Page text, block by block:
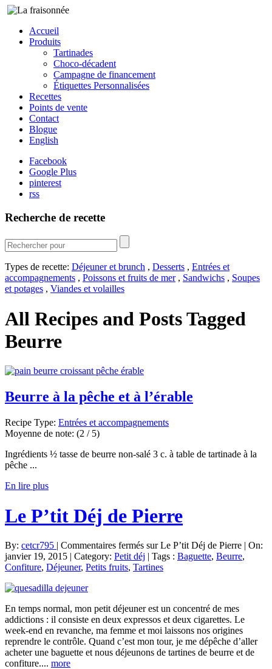
Accueil
Produits
Tartinades
Choco-décadent
Campagne de financement
Étiquettes Personnalisées
Recettes
Points de vente
Contact
Blogue
English
Facebook
Google Plus
pinterest
rss
Recherche de recette
Types de recette: Déjeuner et brunch , Desserts , Entrées et
accompagnements , Poissons et fruits de mer, Sandwichs , Soupes
et potages , Viandes et volailles
All Recipes and Posts Tagged
Beurre
Beurre à la pêche et à l’érable
Recipe Type: Entrées et accompagnements
Moyenne de note: (2 / 5)
Ingrédients ½ tasse de beurre non-salé 3 c. à table de tartinade à la
pêche ...
En lire plus
Le P’tit Déj de Pierre
By: cetcr795 | Commentaires fermés sur Le P’tit Déj de Pierre | On:
janvier 19, 2015 | Category: Petit déj | Tags : Baguette, Beurre,
Confiture, Déjeuner, Petits fruits, Tartines
En temps normal, mon petit déjeuner est un concentré de mes
addictions : il consiste en deux expressos et deux cigarettes. Le
week-end en revanche, ma femme et moi laissons nos origines
reprendre le contrôle. Quand c’est mon tour, je me dépêche d’aller
acheter une baguette et nous déjeunons de tartines de beurre et de
confiture.... more